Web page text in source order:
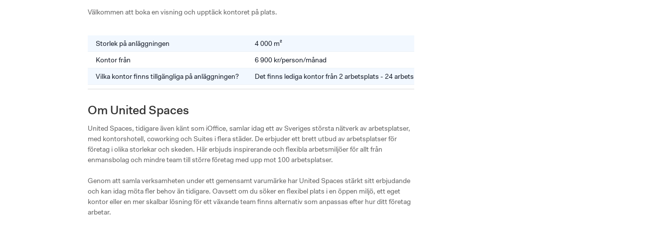
Välkommen att boka en visning och upptäck kontoret på plats.
Storlek på anläggningen
4 000 m²
Kontor från
6 900 kr/person/månad
Vilka kontor finns tillgängliga på anläggningen?
Det finns lediga kontor från 2 arbetsplats - 24 arbetsplatser.
Om United Spaces
United Spaces, tidigare även känt som iOffice, samlar idag ett av Sveriges största nätverk av arbetsplatser,
med kontorshotell, coworking och Suites i flera städer. De erbjuder ett brett utbud av arbetsplatser för
företag i olika storlekar och skeden. Här erbjuds inspirerande och flexibla arbetsmiljöer för allt från
enmansbolag och mindre team till större företag med upp mot 100 arbetsplatser.
Genom att samla verksamheten under ett gemensamt varumärke har United Spaces stärkt sitt erbjudande
och kan idag möta fler behov än tidigare. Oavsett om du söker en flexibel plats i en öppen miljö, ett eget
kontor eller en mer skalbar lösning för ett växande team finns alternativ som anpassas efter hur ditt företag
arbetar.